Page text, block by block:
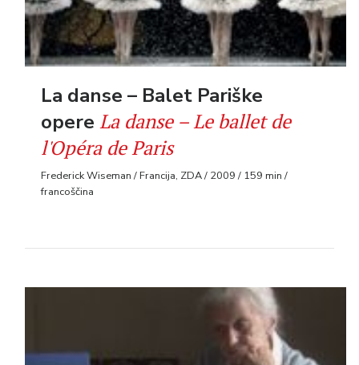
La danse – Balet Pariške
opere La danse – Le ballet de
l'Opéra de Paris
Frederick Wiseman / Francija, ZDA / 2009 / 159 min /
francoščina